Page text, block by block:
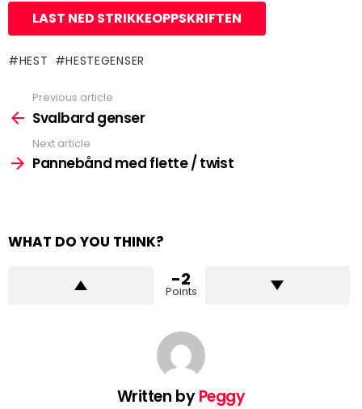
LAST NED STRIKKEOPPSKRIFTEN
HEST HESTEGENSER
more
Previous article
Svalbard genser
Next article
Pannebånd med flette / twist
WHAT DO YOU THINK?
-2
Points
Written byPeggy